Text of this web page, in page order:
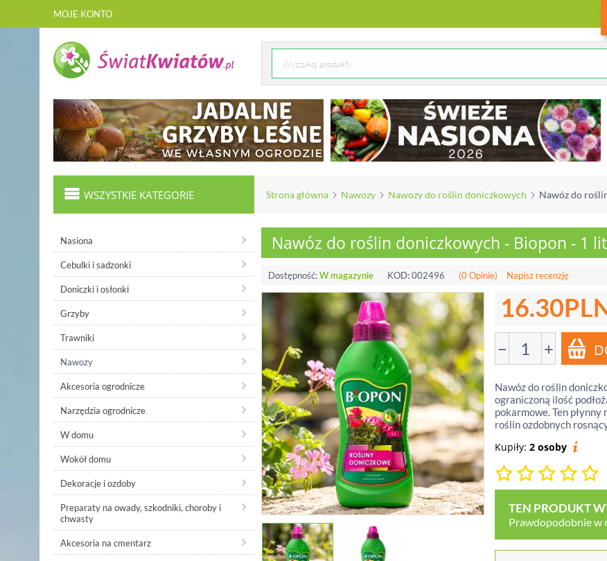
MOJE KONTO
WSZYSTKIE KATEGORIE Strona główna Nawozy Nawozy do roślin doniczkowych Nawóz do
Nasiona
Cebulki i sadzonki
Doniczki i osłonki
Grzyby
Trawniki
Nawozy
Akcesoria ogrodnicze
Narzędzia ogrodnicze
W domu
Wokół domu
Dekoracje i ozdoby
Preparaty na owady, szkodniki, choroby i
chwasty
Akcesoria na cmentarz
Nawóz do roślin doniczkowych - Biopon - 1
Dostępność:W magazynie KOD:002496 (0 Opinie) Napisz recenzję
16.30
− +
Nawóz do roślin
ograniczoną ilość
pokarmowe. Ten
roślin ozdobnych
Kupiły: 2 osoby
TEN PRODUKT
Prawdopodobnie w